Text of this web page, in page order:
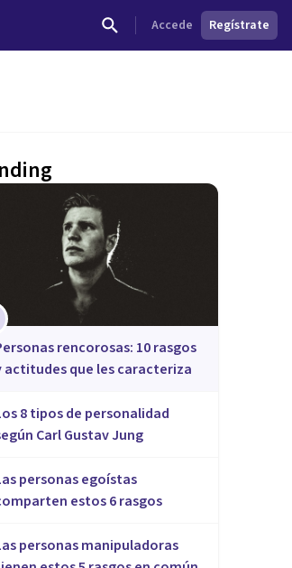
Accede Regístrate
rencorosas: 10 rasgos
actitudes que les caracteriza
8 tipos de personalidad
Carl Gustav Jung
personas egoístas
estos 6 rasgos
personas manipuladoras